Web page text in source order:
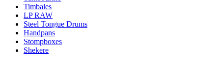
Timbales
LP RAW
Steel Tongue Drums
Handpans
Stompboxes
Shekere